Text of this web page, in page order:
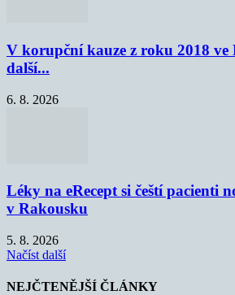
V korupční kauze z roku 2018
další...
6. 8. 2026
Léky na eRecept si čeští pacienti
v Rakousku
5. 8. 2026
Načíst další
NEJČTENĚJŠÍ ČLÁNKY